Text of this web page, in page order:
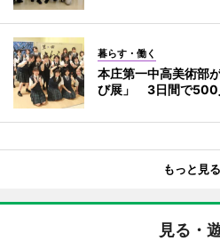
暮らす・働く
本庄第一中高美術部
び展」 3日間で500
もっと見る
見る・